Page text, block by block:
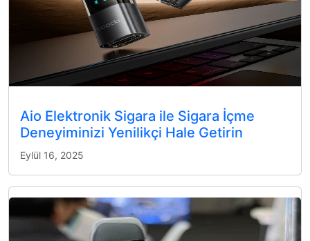
Aio Elektronik Sigara ile Sigara İçme
Deneyiminizi Yenilikçi Hale Getirin
Eylül 16, 2025